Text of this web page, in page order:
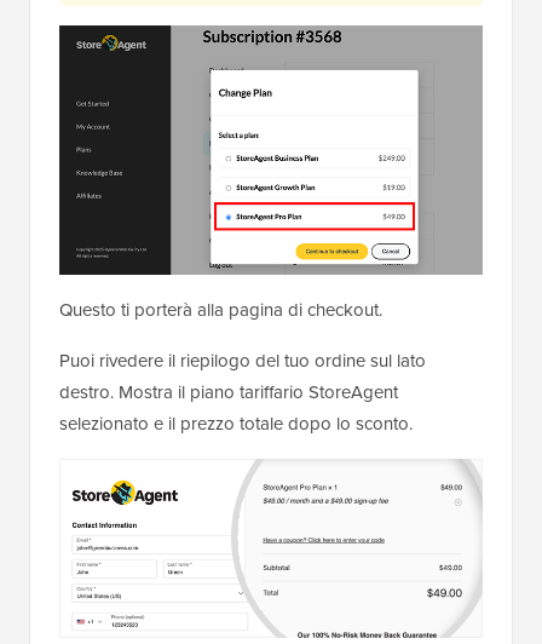
Questo ti porterà alla pagina di checkout.
Puoi rivedere il riepilogo del tuo ordine sul lato
destro. Mostra il piano tariffario StoreAgent
selezionato e il prezzo totale dopo lo sconto.